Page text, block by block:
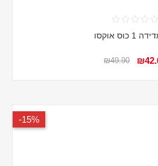
כוס אוקסו
₪49.90
15%-